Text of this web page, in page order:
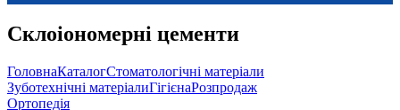
Склоіономерні цементи
ГоловнаКаталогСтоматологічні матеріали
Зуботехнічні матеріалиГігієнаРозпродаж
Ортопедія